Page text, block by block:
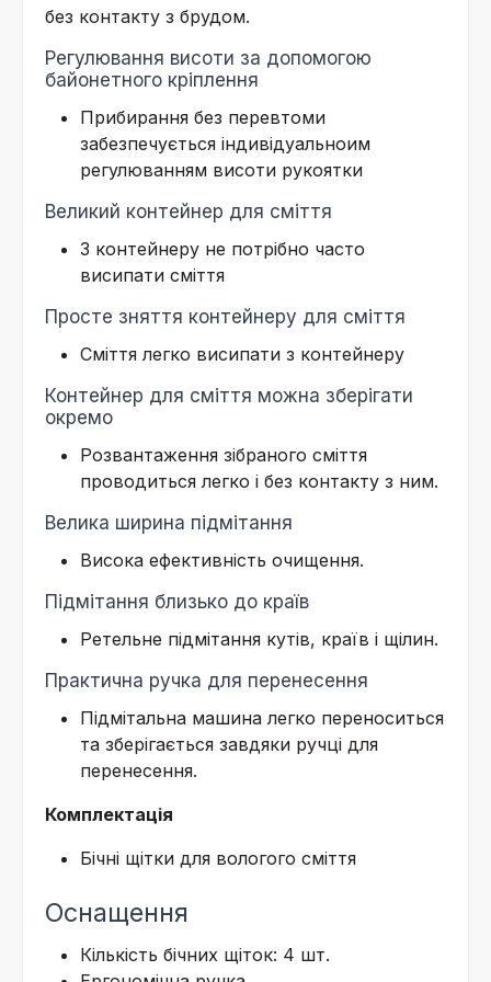
без контакту з брудом.
Регулювання висоти за допомогою
байонетного кріплення
Прибирання без перевтоми
забезпечується індивідуальноим
регулюванням висоти рукоятки
Великий контейнер для сміття
З контейнеру не потрібно часто
висипати сміття
Просте зняття контейнеру для сміття
Сміття легко висипати з контейнеру
Контейнер для сміття можна зберігати
окремо
Розвантаження зібраного сміття
проводиться легко і без контакту з ним.
Велика ширина підмітання
Висока ефективність очищення.
Підмітання близько до країв
Ретельне підмітання кутів, країв і щілин.
Практична ручка для перенесення
Підмітальна машина легко переноситься
та зберігається завдяки ручці для
перенесення.
Комплектація
Бічні щітки для вологого сміття
Оснащення
Кількість бічних щіток: 4 шт.